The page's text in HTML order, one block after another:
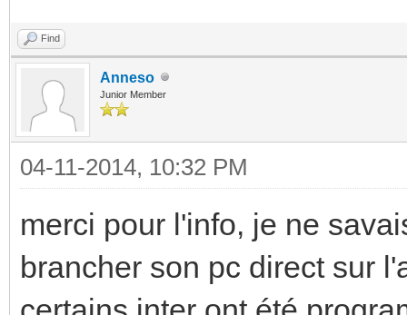
Find
Anneso
Junior Member
04-11-2014, 10:32 PM
merci pour l'info, je ne
brancher son pc direct sur